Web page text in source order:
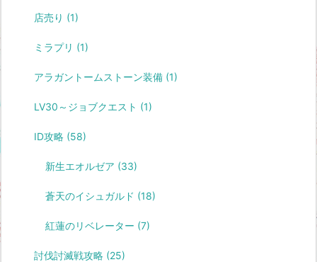
店売り (1)
ミラプリ (1)
アラガントームストーン装備 (1)
LV30～ジョブクエスト (1)
ID攻略 (58)
新生エオルゼア (33)
蒼天のイシュガルド (18)
紅蓮のリベレーター (7)
討伐討滅戦攻略 (25)